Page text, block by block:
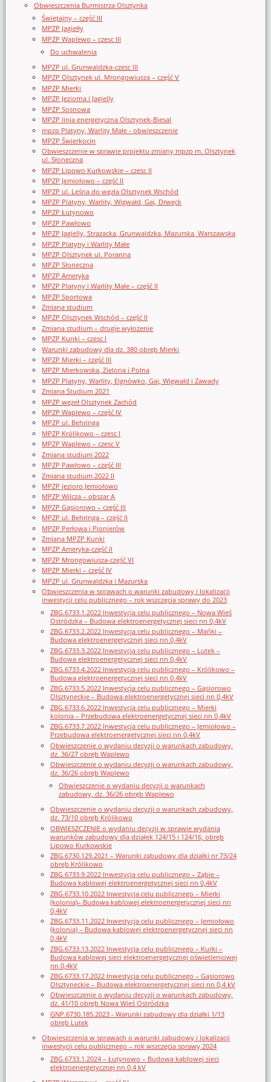
Obwieszczenia Burmistrza Olsztynka
Świętajny – część III
MPZP Jagiełły
MPZP Waplewo – czesc III
Do uchwalenia
MPZP ul. Grunwaldzka-czesc III
MPZP Olsztynek ul. Mrongowiusza – część V
MPZP Mierki
MPZP Jeziorna i Jagielly
MPZP Sosnowa
MPZP linia energetyczna Olsztynek-Biesal
mpzp Platyny, Warlity Małe - obwieszczenie
MPZP Świerkocin
Obwieszczenie w sprawie projektu zmiany mpzp m. Olsztynek
ul. Słoneczna
MPZP Lipowo Kurkowskie – czesc II
MPZP Jemiołowo – część II
MPZP ul. Leśna do węzła Olsztynek Wschód
MPZP Platyny, Warlity, Wigwałd, Gaj, Drwęck
MPZP Łutynowo
MPZP Pawłowo
MPZP Jagielly, Strazacka, Grunwaldzka, Mazurska, Warszawska
MPZP Platyny i Warlity Małe
MPZP Olsztynek ul. Poranna
MPZP Słoneczna
MPZP Ameryka
MPZP Platyny i Warlity Małe – część II
MPZP Sportowa
Zmiana studium
MPZP Olsztynek Wschód – część II
Zmiana studium – drugie wyłożenie
MPZP Kunki – czesc I
Warunki zabudowy dla dz. 380 obręb Mierki
MPZP Mierki – część III
MPZP Mierkowska, Zielona i Polna
MPZP Platyny, Warlity, Elgnówko, Gaj, Wigwałd i Zawady
Zmiana Studium 2021
MPZP węzeł Olsztynek Zachód
MPZP Waplewo – część IV
MPZP ul. Behringa
MPZP Królikowo – czesc I
MPZP Waplewo – czesc V
Zmiana studium 2022
MPZP Pawłowo – część III
Zmiana studium 2022 II
MPZP jezioro Jemiołowo
MPZP Wilcza – obszar A
MPZP Gąsiorowo – część III
MPZP ul. Behringa – część II
MPZP Perłowa i Pionierów
Zmiana MPZP Kunki
MPZP Ameryka-część II
MPZP Mrongowiusza-część VI
MPZP Mierki – część IV
MPZP ul. Grunwaldzka i Mazurska
Obwieszczenia w sprawach o warunki zabudowy i lokalizacji
inwestycji celu publicznego – rok wszczęcia sprawy do 2023
ZBG.6733.1.2022 Inwestycja celu publicznego – Nowa Wieś
Ostródzka – Budowa elektroenergetycznej sieci nn 0,4kV
ZBG.6733.2.2022 Inwestycja celu publicznego – Mańki –
Budowa elektroenergetycznej sieci nn 0,4kV
ZBG.6733.3.2022 Inwestycja celu publicznego – Lutek –
Budowa elektroenergetycznej sieci nn 0,4kV
ZBG.6733.4.2022 Inwestycja celu publicznego – Królikowo –
Budowa elektroenergetycznej sieci nn 0,4kV
ZBG.6733.5.2022 Inwestycja celu publicznego – Gąsiorowo
Olsztyneckie – Budowa elektroenergetycznej sieci nn 0,4kV
ZBG.6733.6.2022 Inwestycja celu publicznego – Mierki
kolonia – Przebudowa elektroenergetycznej sieci nn 0,4kV
ZBG.6733.7.2022 Inwestycja celu publicznego – Jemiołowo –
Przebudowa elektroenergetycznej sieci nn 0,4kV
Obwieszczenie o wydaniu decyzji o warunkach zabudowy,
dz. 36/27 obręb Waplewo
Obwieszczenie o wydaniu decyzji o warunkach zabudowy,
dz. 36/26 obręb Waplewo
Obwieszczenie o wydaniu decyzji o warunkach
zabudowy, dz. 36/26 obręb Waplewo
Obwieszczenie o wydaniu decyzji o warunkach zabudowy,
dz. 73/10 obręb Królikowo
OBWIESZCZENIE o wydaniu decyzji w sprawie wydania
warunków zabudowy dla działek 124/15 i 124/16, obręb
Lipowo Kurkowskie
ZBG.6730.129.2021 – Warunki zabudowy dla działki nr 73/24
obręb Królikowo
ZBG.6733.9.2022 Inwestycja celu publicznego – Ząbie –
Budowa kablowej elektroenergetycznej sieci nn 0,4kV
ZBG.6733.10.2022 Inwestycja celu publicznego – Mierki
(kolonia)– Budowa kablowej elektroenergetycznej sieci nn
0,4kV
ZBG.6733.11.2022 Inwestycja celu publicznego – Jemiołowo
(kolonia) – Budowa kablowej elektroenergetycznej sieci nn
0,4kV
ZBG.6733.13.2022 Inwestycja celu publicznego – Kurki –
Budowa kablowej sieci elektroenergetycznej oświetleniowej
nn 0,4kV
ZBG.6733.17.2022 Inwestycja celu publicznego – Gąsiorowo
Olsztyneckie – Budowa elektroenergetycznej sieci nn 0,4 kV
Obwieszczenie o wydaniu decyzji o warunkach zabudowy,
dz. 41/10 obręb Nowa Wieś Ostródzka
GNP.6730.185.2023 - Warunki zabudowy dla działki 1/13
obręb Lutek
Obwieszczenia w sprawach o warunki zabudowy i lokalizacji
inwestycji celu publicznego – rok wszczęcia sprawy 2024
ZBG.6733.1.2024 – Łutynowo – Budowa kablowej sieci
elektroenergetycznej nn 0,4 kV